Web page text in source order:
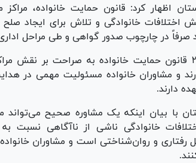
اظهار کرد: قانون حمایت خانواده،
اختلافات خانوادگی و تلاش برای ایجاد
صرفاً در چارچوب صدور گواهی و طی مراحل
وی افزود: مواد ۱۶، ۱۹ و ۲۵ قانون حمایت خانواده به
و مشاوران خانواده مسئولیت مهمی در
دارند.
با بیان اینکه یک مشاوره صحیح می‌تواند
خانوادگی ناشی از ناآگاهی نسبت
رفتاری و روان‌شناختی است و مشاوران